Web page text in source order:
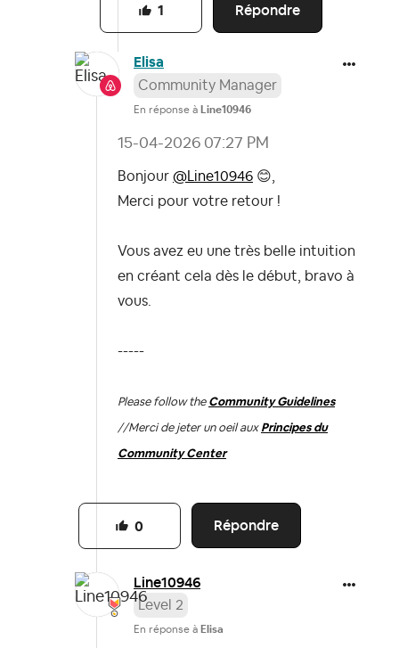
Répondre
1
Elisa
Community Manager
En réponse à Line10946
‎15-04-2026 07:27 PM
Bonjour @Line10946 😊,
Merci pour votre retour !
Vous avez eu une très belle intuition
en créant cela dès le début, bravo à
vous.
-----
Please follow the Community Guidelines
//Merci de jeter un oeil aux Principes du
Community Center
Répondre
0
Line10946
Level 2
En réponse à Elisa